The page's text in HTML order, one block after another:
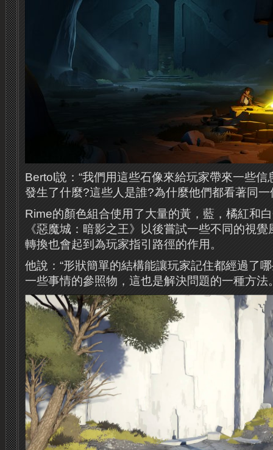
Bertol說：“我們用這些石像來給玩家帶來一些
發生了什麼?這些人是誰?為什麼他們都看著同一
Rime的顏色組合使用了大量的黃，藍，橘紅和
《惡魔城：暗影之王》以後嘗試一些不同的視
轉換也會起到為玩家指引路徑的作用。
他說：“形狀簡單的結構能讓玩家記住都經過了
一些事情的參照物，這也是解決問題的一種方法